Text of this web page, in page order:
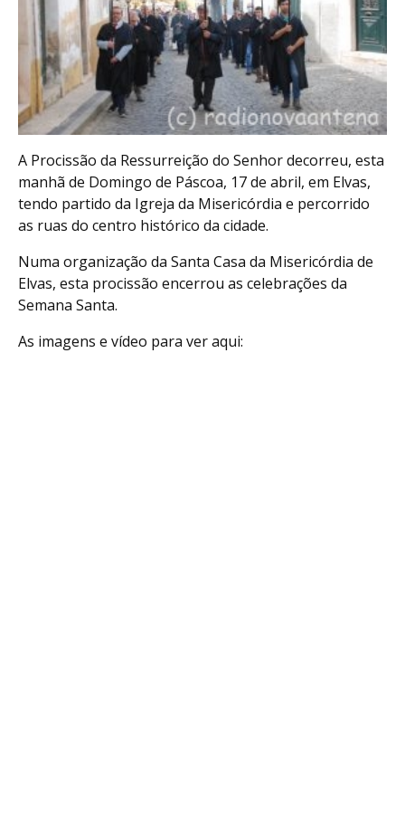
A Procissão da Ressurreição do Senhor decorreu, esta
manhã de Domingo de Páscoa, 17 de abril, em Elvas,
tendo partido da Igreja da Misericórdia e percorrido
as ruas do centro histórico da cidade.
Numa organização da Santa Casa da Misericórdia de
Elvas, esta procissão encerrou as celebrações da
Semana Santa.
As imagens e vídeo para ver aqui: